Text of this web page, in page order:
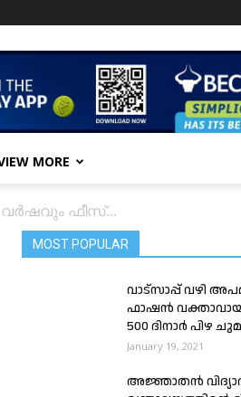
MORE
വർഷവും ഫീസ്...
MOST POPULAR
വാട്സാപ്പ് വഴി
ഫാഷൻ
500 ദിനാർ പിഴ
January 19, 2021
അജ്ഞാതൻ